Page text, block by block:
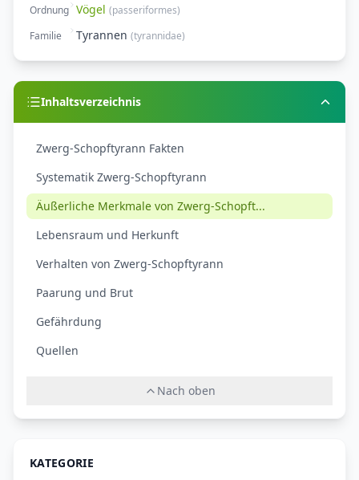
Ordnung Vögel (passeriformes)
Familie
Tyrannen (tyrannidae)
Inhaltsverzeichnis
Zwerg-Schopftyrann Fakten
Systematik Zwerg-Schopftyrann
Äußerliche Merkmale von Zwerg-Schopft...
Lebensraum und Herkunft
Verhalten von Zwerg-Schopftyrann
Paarung und Brut
Gefährdung
Quellen
Nach oben
KATEGORIE